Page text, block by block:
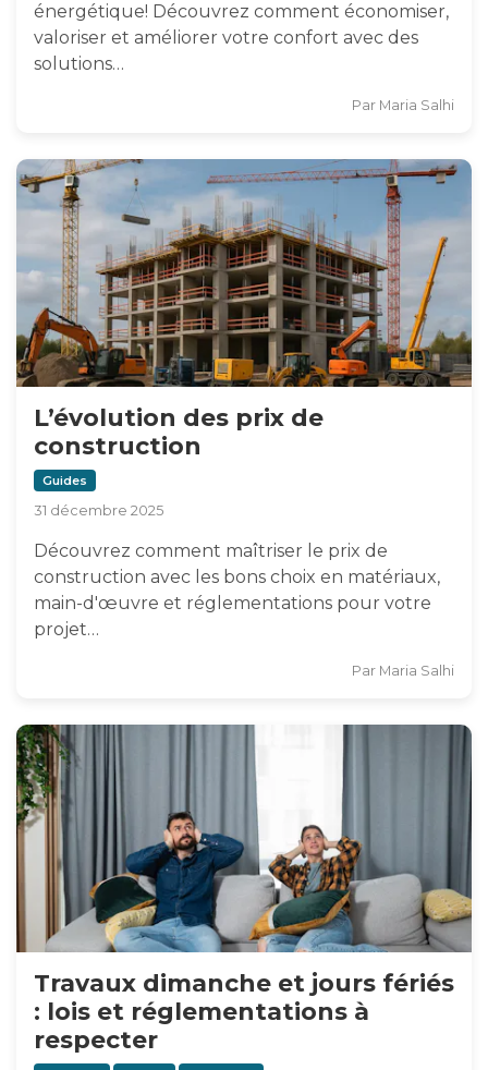
énergétique! Découvrez comment économiser,
valoriser et améliorer votre confort avec des
solutions…
Par Maria Salhi
L’évolution des prix de
construction
Guides
31 décembre 2025
Découvrez comment maîtriser le prix de
construction avec les bons choix en matériaux,
main-d'œuvre et réglementations pour votre
projet…
Par Maria Salhi
Travaux dimanche et jours fériés
: lois et réglementations à
respecter